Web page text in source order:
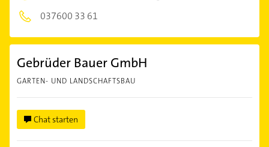
037600 33 61
Gebrüder Bauer GmbH
GARTEN- UND LANDSCHAFTSBAU
Chat starten